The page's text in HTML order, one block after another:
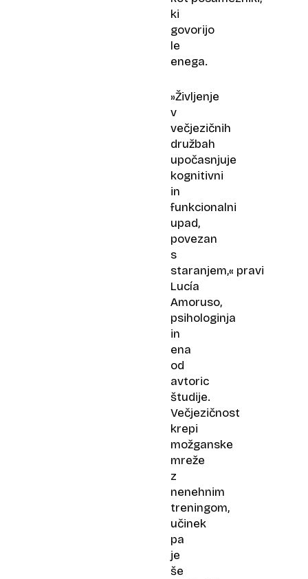
ki
govorijo
le
enega.
»Življenje
v
večjezičnih
družbah
upočasnjuje
kognitivni
in
funkcionalni
upad,
povezan
s
staranjem,« pravi
Lucía
Amoruso,
psihologinja
in
ena
od
avtoric
študije.
Večjezičnost
krepi
možganske
mreže
z
nenehnim
treningom,
učinek
pa
je
še